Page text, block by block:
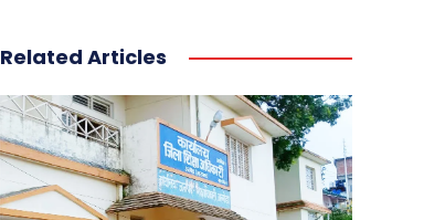
Related Articles